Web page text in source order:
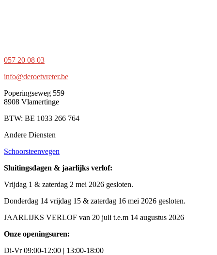
057 20 08 03
info@deroetvreter.be
Poperingseweg 559
8908 Vlamertinge
BTW: BE 1033 266 764
Andere Diensten
Schoorsteenvegen
Sluitingsdagen & jaarlijks verlof:
Vrijdag 1 & zaterdag 2 mei 2026 gesloten.
Donderdag 14 vrijdag 15 & zaterdag 16 mei 2026 gesloten.
JAARLIJKS VERLOF van 20 juli t.e.m 14 augustus 2026
Onze openingsuren:
Di-Vr 09:00-12:00 | 13:00-18:00